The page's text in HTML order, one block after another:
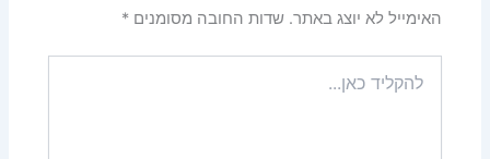
האימייל לא יוצג באתר. שדות החובה מסומנים*
כאן...